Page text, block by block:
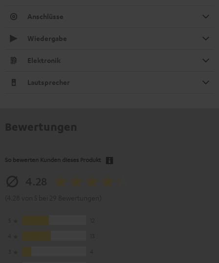
Anschlüsse
Wiedergabe
Elektronik
Lautsprecher
So bewerten Kunden dieses Produkt